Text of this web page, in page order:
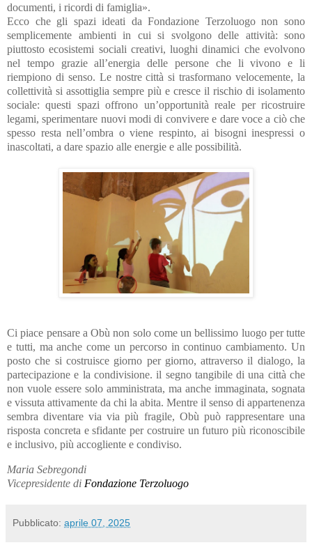
documenti, i ricordi di famiglia».
Ecco che gli spazi ideati da Fondazione Terzoluogo non sono
semplicemente ambienti in cui si svolgono delle attività: sono
piuttosto ecosistemi sociali creativi, luoghi dinamici che evolvono
nel tempo grazie all’energia delle persone che li vivono e li
riempiono di senso. Le nostre città si trasformano velocemente, la
collettività si assottiglia sempre più e cresce il rischio di isolamento
sociale: questi spazi offrono un’opportunità reale per ricostruire
legami, sperimentare nuovi modi di convivere e dare voce a ciò che
spesso resta nell’ombra o viene respinto, ai bisogni inespressi o
inascoltati, a dare spazio alle energie e alle possibilità.
Ci piace pensare a Obù non solo come un bellissimo luogo per tutte
e tutti, ma anche come un percorso in continuo cambiamento. Un
posto che si costruisce giorno per giorno, attraverso il dialogo, la
partecipazione e la condivisione. il segno tangibile di una città che
non vuole essere solo amministrata, ma anche immaginata, sognata
e vissuta attivamente da chi la abita. Mentre il senso di appartenenza
sembra diventare via via più fragile, Obù può rappresentare una
risposta concreta e sfidante per costruire un futuro più riconoscibile
e inclusivo, più accogliente e condiviso.
Maria Sebregondi
Vicepresidente di Fondazione Terzoluogo
Pubblicato: aprile 07, 2025